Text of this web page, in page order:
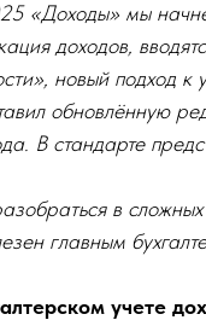
мы
доходов,
новый подход
обновлённую
В стандарте
в сложных
главным
учете